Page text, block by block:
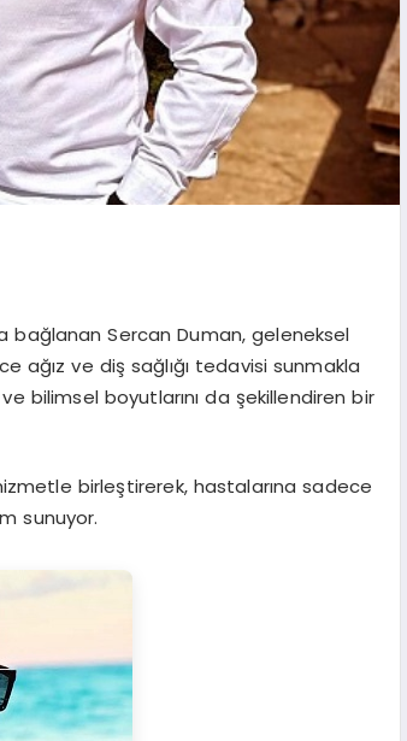
bağlanan Sercan Duman, geleneksel
ağız ve diş sağlığı tedavisi sunmakla
bilimsel boyutlarını da şekillendiren bir
birleştirerek, hastalarına sadece
sunuyor.